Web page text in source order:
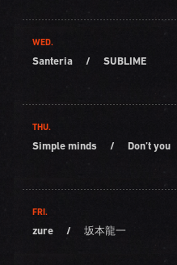
WED.
Santeria / SUBLIME
THU.
Simple minds / Don’t you
FRI.
zure / 坂本龍一